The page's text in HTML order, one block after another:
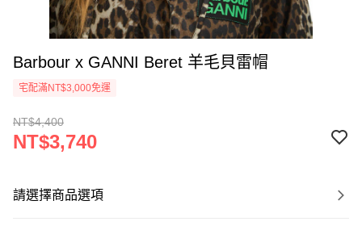
Barbour x GANNI Beret 羊毛貝雷帽
宅配滿NT$3,000免運
NT$4,400
NT$3,740
請選擇商品選項